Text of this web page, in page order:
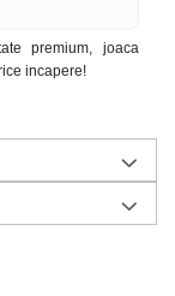
premium, joaca
incapere!